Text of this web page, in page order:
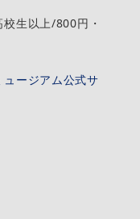
生以上/800円・
ージアム公式サ